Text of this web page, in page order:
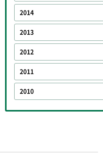
2014
2013
2012
2011
2010